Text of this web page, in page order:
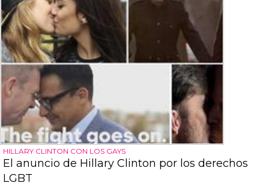
HILLARY CLINTON CON LOS GAYS
El anuncio de Hillary Clinton por los derechos
LGBT